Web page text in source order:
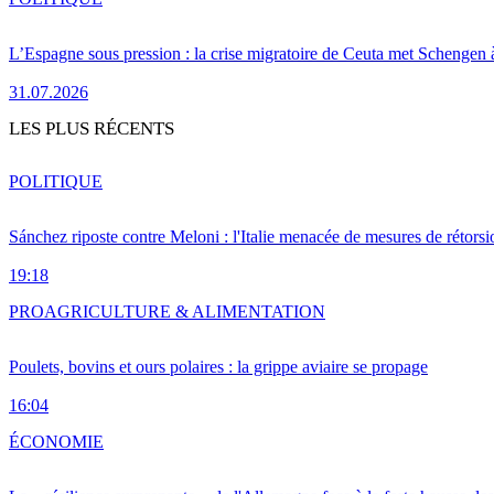
L’Espagne sous pression : la crise migratoire de Ceuta met Schengen
31.07.2026
LES PLUS RÉCENTS
Sánchez riposte contre Meloni : l'Italie menacée de mesures de
19:18
POLITIQUE
Poulets, bovins et ours polaires : la grippe aviaire se propage
16:04
PROAGRICULTURE & ALIMENTATION
ÉCONOMIE